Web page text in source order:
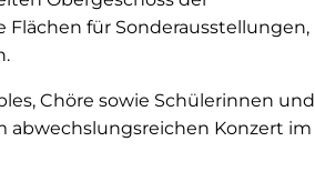
für Sonderausstellungen,
Chöre sowie Schülerinnen und
abwechslungsreichen Konzert im